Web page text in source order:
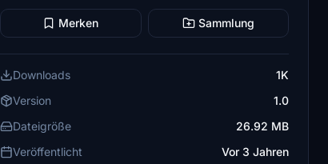
Merken Sammlung
Downloads
1K
Version
1.0
Dateigröße
26.92 MB
Veröffentlicht
Vor 3 Jahren